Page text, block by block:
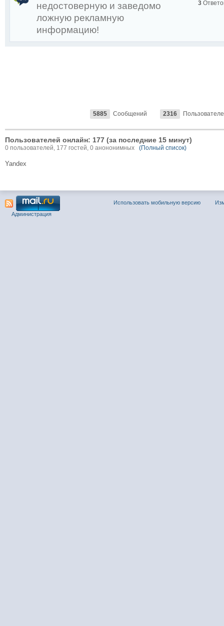
:
недостоверную и заведомо
ложную рекламную
информацию!
3
5885 Сообщений 2316
Пользователей онлайн: 177 (за последние 15 минут)
0 пользователей, 177 гостей, 0 анононимных (Полный список)
Yandex
Использовать мобильную версию
Администрация